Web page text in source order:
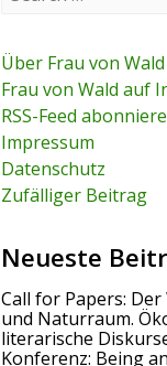
c
h
f
o
r
:
Über Frau von Wald
Frau von Wald auf
RSS-Feed
Impressum
Datenschutz
Zufälliger Beitrag
Neueste
Call for Papers:
und Naturraum.
literarische
Konferenz: Being